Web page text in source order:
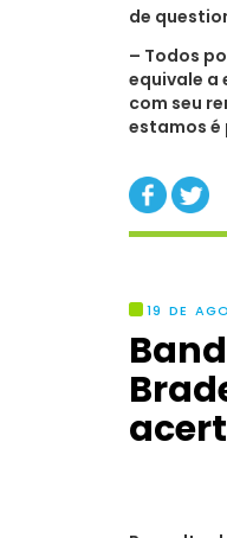
de
– Todos
equivale a
com seu
estamos é
19 DE